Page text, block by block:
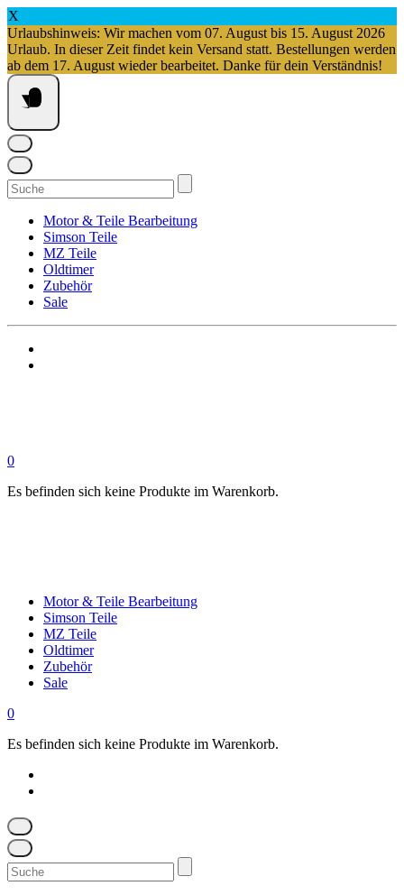
X
Urlaubshinweis: Wir machen vom 07. August bis 15. August 2026
Urlaub. In dieser Zeit findet kein Versand statt. Bestellungen werden
ab dem 17. August wieder bearbeitet. Danke für dein Verständnis!
Springe
zum
Inhalt
Suchen
nach:
Motor & Teile Bearbeitung
Simson Teile
MZ Teile
Oldtimer
Zubehör
Sale
0
Es befinden sich keine Produkte im Warenkorb.
Motor & Teile Bearbeitung
Simson Teile
MZ Teile
Oldtimer
Zubehör
Sale
0
Es befinden sich keine Produkte im Warenkorb.
Suchen
nach: